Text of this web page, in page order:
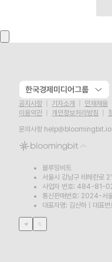
한국경제미디어그룹
공지사항 기자소개 인재채용
이용약관
개인정보처리방침
문의사항 help@bloomingbit.io
블루밍비트
서울시 강남구 테헤란로
사업자 번호: 484-81-
통신판매번호: 2024-서
대표자명: 김산하
대표